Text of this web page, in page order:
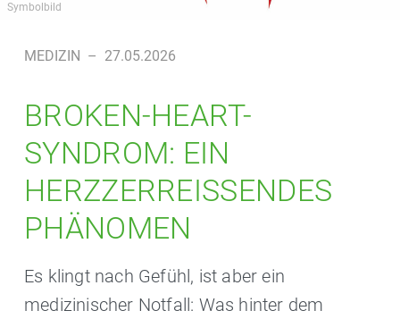
Symbolbild
MEDIZIN – 27.05.2026
BROKEN-HEART-
SYNDROM: EIN
HERZZERREISSENDES P
HÄNOMEN
Es klingt nach Gefühl, ist aber ein
medizinischer Notfall: Was hinter dem